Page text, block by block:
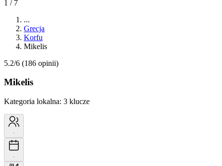
1 / 7
...
Grecja
Korfu
Mikelis
5.2/6 (186 opinii)
Mikelis
Kategoria lokalna: 3 klucze
-
-